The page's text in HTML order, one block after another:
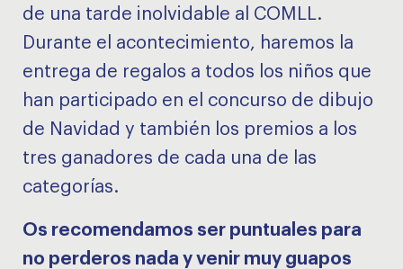
de una tarde inolvidable al COMLL.
Durante el acontecimiento, haremos la
entrega de regalos a todos los niños que
han participado en el concurso de dibujo
de Navidad y también los premios a los
tres ganadores de cada una de las
categorías.
Os recomendamos ser puntuales para
no perderos nada y venir muy guapos